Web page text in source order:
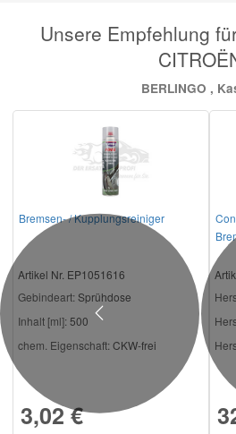
Unsere Empfehlung
BERLINGO ,
Bremsen- / Kupplungsreiniger
Artikel Nr. EP1051616
Gebindeart: Sprühdose
Inhalt [ml]: 500
chem. Eigenschaft: CKW-frei
3,02 €
Previous